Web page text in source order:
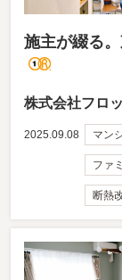
施主が綴る
株式会社フロ
2025.09.08 マン
ファ
断熱